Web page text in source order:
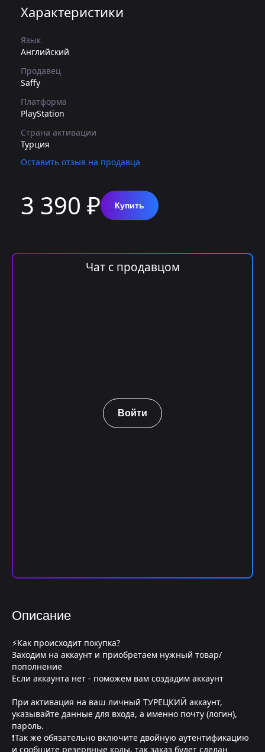
Характеристики
Язык
Английский
Продавец
Saffy
Платформа
PlayStation
Страна активации
Турция
Оставить отзыв на продавца
3 390 ₽ Купить
Чат с продавцом
Войти
Описание
⚡Как происходит покупка?
Заходим на аккаунт и приобретаем нужный товар/
пополнение
Если аккаунта нет - поможем вам создадим аккаунт
При активация на ваш личный ТУРЕЦКИЙ аккаунт,
указывайте данные для входа, а именно почту (логин),
пароль.
❗Так же обязательно включите двойную аутентификацию
и сообщите резервные коды, так заказ будет сделан